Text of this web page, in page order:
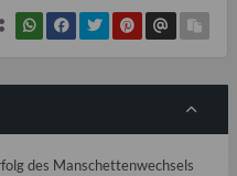
des Manschettenwechsels